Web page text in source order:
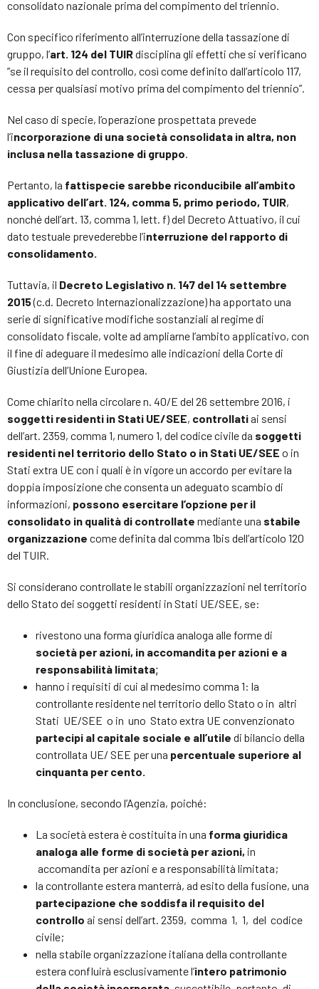
consolidato nazionale prima del compimento del triennio.
Con specifico riferimento all’interruzione della tassazione di
gruppo, l’art. 124 del TUIRdisciplina gli effetti che si verificano
”se il requisito del controllo, così come definito dall’articolo 117,
cessa per qualsiasi motivo prima del compimento del triennio”.
Nel caso di specie, l’operazione prospettata prevede
l’incorporazione di una società consolidata in altra, non
inclusa nella tassazione di gruppo.
Pertanto, la fattispecie sarebbe riconducibile all’ambito
applicativo dell’art. 124, comma 5, primo periodo, TUIR,
nonché dell’art. 13, comma 1, lett. f) del Decreto Attuativo, il cui
dato testuale prevederebbe l’interruzione del rapporto di
consolidamento.
Tuttavia, il Decreto Legislativo n. 147 del 14 settembre
2015(c.d. Decreto Internazionalizzazione) ha apportato una
serie di significative modifiche sostanziali al regime di
consolidato fiscale, volte ad ampliarne l’ambito applicativo, con
il fine di adeguare il medesimo alle indicazioni della Corte di
Giustizia dell’Unione Europea.
Come chiarito nella circolare n. 40/E del 26 settembre 2016, i
soggetti residenti in Stati UE/SEE, controllatiai sensi
dell’art. 2359, comma 1, numero 1, del codice civile da soggetti
residenti nel territorio dello Stato o in Stati UE/SEE o in
Stati extra UE con i quali è in vigore un accordo per evitare la
doppia imposizione che consenta un adeguato scambio di
informazioni, possono esercitare l’opzione per il
consolidato in qualità di controllate mediante una stabile
organizzazione come definita dal comma 1­bis dell’articolo 120
del TUIR.
Si considerano controllate le stabili organizzazioni nel territorio
dello Stato dei soggetti residenti in Stati UE/SEE, se:
rivestono una forma giuridica analoga alle forme di
società per azioni, in accomandita per azioni e a
responsabilità limitata;
hanno i requisiti di cui al medesimo comma 1: la
controllante residente nel territorio dello Stato o in altri
Stati UE/SEE o in uno Stato extra UE convenzionato
partecipi al capitale sociale e all’utile di bilancio della
controllata UE/ SEE per una percentuale superiore al
cinquanta per cento.
In conclusione, secondo l’Agenzia, poiché:
La società estera è costituita in una forma giuridica
analoga alle forme di società per azioni, in
accomandita per azioni e a responsabilità limitata;
la controllante estera manterrà, ad esito della fusione, una
partecipazione che soddisfa il requisito del
controllo ai sensi dell’art. 2359, comma 1, 1, del codice
civile;
nella stabile organizzazione italiana della controllante
estera confluirà esclusivamente l’intero patrimonio